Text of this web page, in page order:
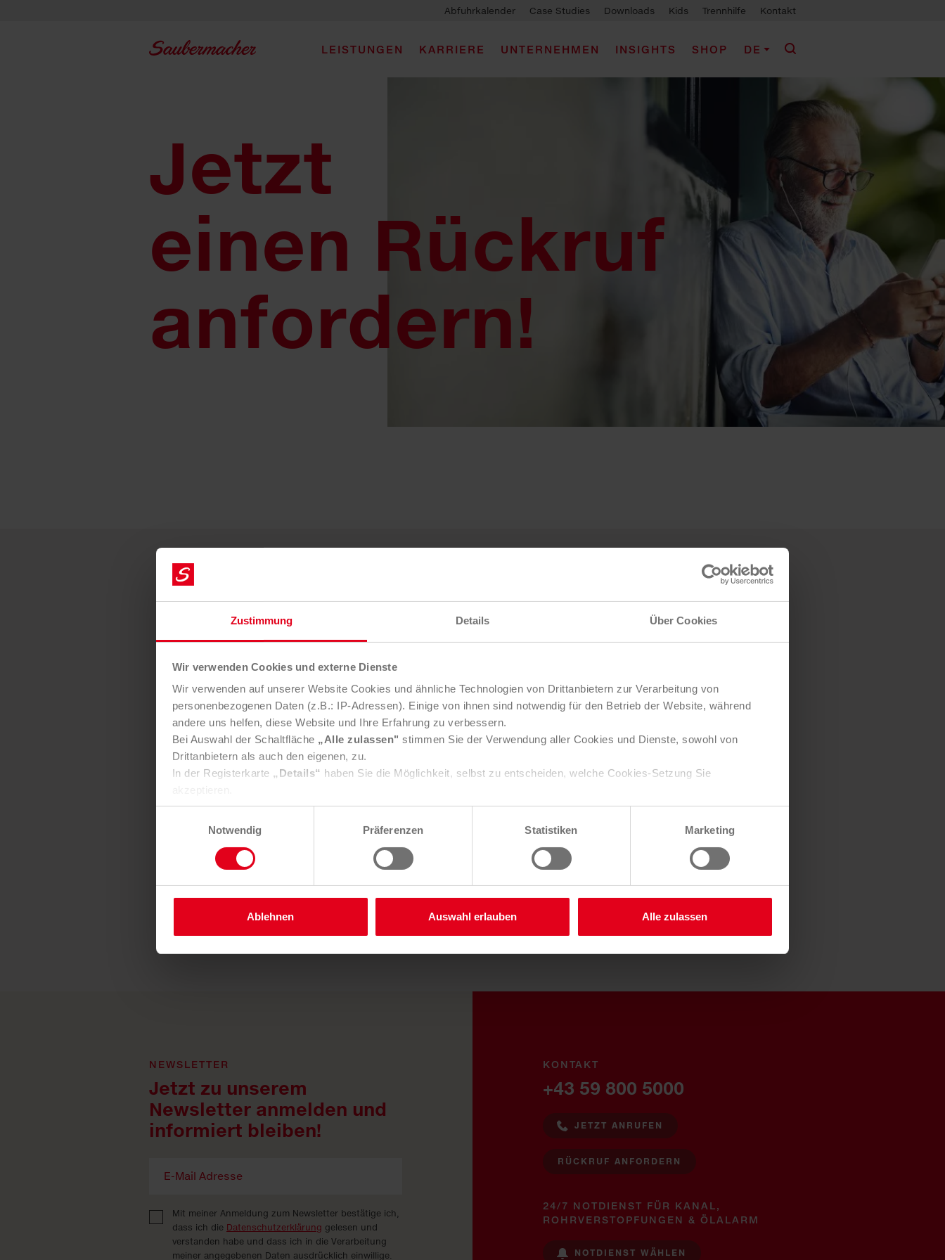
Zustimmung Details Über Cookies
Wir verwenden Cookies und externe Dienste
Wir verwenden auf unserer Website Cookies und ähnliche Technologien von Drittanbietern zur Verarbeitung von
personenbezogenen Daten (z.B.: IP-Adressen). Einige von ihnen sind notwendig für den Betrieb der Website, während
andere uns helfen, diese Website und Ihre Erfahrung zu verbessern.
Bei Auswahl der Schaltfläche „Alle zulassen" stimmen Sie der Verwendung aller Cookies und Dienste, sowohl von
Drittanbietern als auch den eigenen, zu.
In der Registerkarte „Details“ haben Sie die Möglichkeit, selbst zu entscheiden, welche Cookies-Setzung Sie
Selbstverständlich können Sie über Consent Button in der linken unteren Ecke die gesetzte Zustimmung jederzeit
widerrufen und Ihre Einstellungen verändern.
Notwendig
Präferenzen Statistiken Marketing
Ablehnen Auswahl erlauben Alle zulassen
Abfuhrkalender Case Studies Downloads Kids Trennhilfe Kontakt
LEISTUNGEN KARRIERE UNTERNEHMEN INSIGHTS SHOP DE
Jetzt
einen Rückruf
anfordern!
Ich nehme dieDatenschutzerklärung
NEWSLETTER
Jetzt zu unserem
Newsletter anmelden und
informiert bleiben!
Mit meiner Anmeldung zum Newsletter bestätige ich,
dass ich die Datenschutzerklärung gelesen und
verstanden habe und dass ich in die Verarbeitung
meiner angegebenen Daten ausdrücklich einwillige.
KONTAKT
+43 59 800 5000
JETZT ANRUFEN
RÜCKRUF ANFORDERN
24/7 NOTDIENST FÜR KANAL,
ROHRVERSTOPFUNGEN & ÖLALARM
NOTDIENST WÄHLEN